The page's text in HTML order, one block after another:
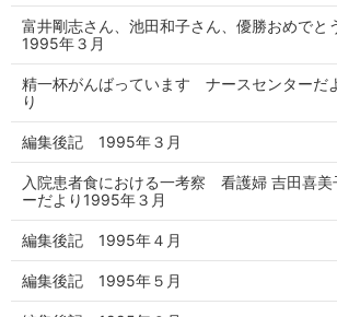
富井剛志さん、池田和子さん、優勝おめで
1995年３月
精一杯がんばっています ナースセンターだ
り
編集後記 1995年３月
入院患者食における一考察 看護婦 吉田喜
ーだより1995年３月
編集後記 1995年４月
編集後記 1995年５月